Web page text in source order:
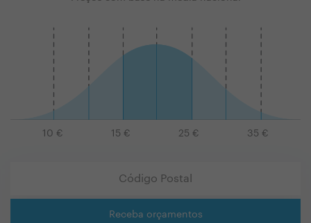
10 € 15 € 25 € 35 €
Receba orçamentos